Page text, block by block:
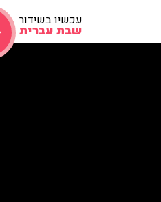
עכשיו בשידור
שבת עברית